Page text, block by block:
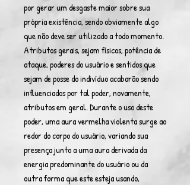
por gerar um desgaste maior sobre sua
própria existência, sendo obviamente algo
que não deve ser utilizado a todo momento.
Atributos gerais, sejam físicos, potência de
ataque, poderes do usuário e sentidos que
sejam de posse do indivíduo acabarão sendo
influenciados por tal poder, novamente,
atributos em geral. Durante o uso deste
poder, uma aura vermelha violenta surge ao
redor do corpo do usuário, variando sua
presença junto a uma aura derivada da
energia predominante do usuário ou da
outra forma que este esteja usando,